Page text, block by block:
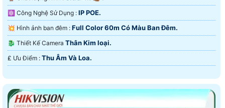
⚛️ Công Nghệ Sử Dụng : IP POE.
💥 Hình ảnh ban đêm : Full Color 60m Có Màu Ban Ðêm.
🐉️ Thiết Kế Camera Thân Kim loại.
️₤ Ưu Điểm : Thu Âm Và Loa.